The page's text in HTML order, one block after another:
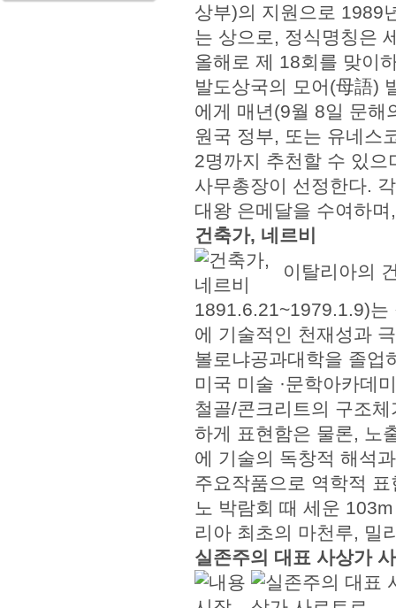
상부)의 지원으로 1989
는 상으로, 정식명칭은
올해로 제 18회를 맞이
발도상국의 모어(母語)
에게 매년(9월 8일 문해
원국 정부, 또는 유네스
2명까지 추천할 수 있
사무총장이 선정한다.
대왕 은메달을 수여하
건축가, 네르비
이탈리아의
1891.6.21~1979.1.9)는
에 기술적인 천재성과
볼로냐공과대학을 졸업
미국 미술 ·문학아카데
철골/콘크리트의 구조
하게 표현함은 물론, 노
에 기술의 독창적 해석
주요작품으로 역학적
노 박람회 때 세운
리아 최초의 마천루, 밀
실존주의 대표 사상가